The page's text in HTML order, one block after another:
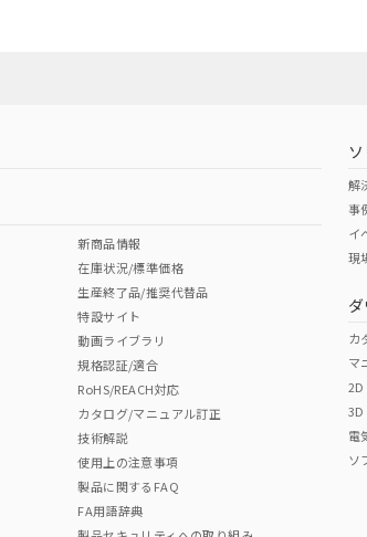
ダウンロード
Cr(VI)
れた商品であっても、流通在庫等で未対応品が
業部門もしくは販売店へお問い合わせください。
（日
新商品情報
在庫状況/標準価格
生産終了品/推奨代替品
特設サイト
動画ライブラリ
規格認証/適合
RoHS/REACH対応
カタログ/マニュアル訂正
技術解説
使用上の注意事項
製品に関するFAQ
FA用語辞典
解
事
イ
現
カ
マ
2D
3D
電
ソ